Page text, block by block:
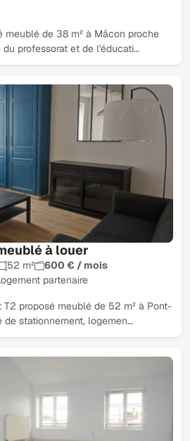
meublé de 38 m² à Mâcon proche
du professorat et de l'éducati…
à louer
52 m²
600 € / mois
partenaire
proposé meublé de 52 m² à Pont-
stationnement, logemen…